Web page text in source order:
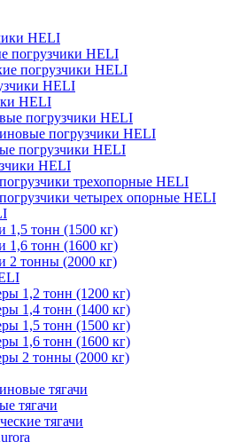
HELI
погрузчики HELI
погрузчики HELI
HELI
HELI
погрузчики HELI
погрузчики HELI
погрузчики HELI
HELI
трехопорные HELI
четырех опорные HELI
1,5 тонн (1500 кг)
1,6 тонн (1600 кг)
2 тонны (2000 кг)
1,2 тонн (1200 кг)
1,4 тонн (1400 кг)
1,5 тонн (1500 кг)
1,6 тонн (1600 кг)
2 тонны (2000 кг)
тягачи
тягачи
тягачи